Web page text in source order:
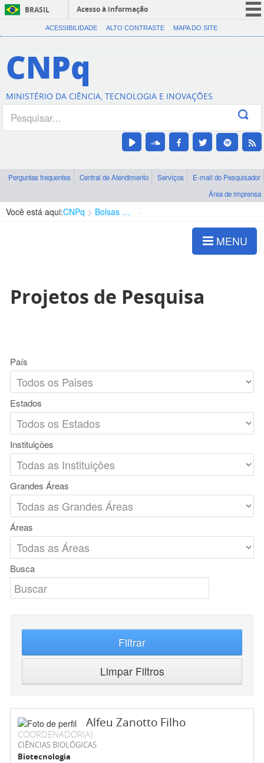
BRASIL
Acesso à informação
CORONAVÍRUS (COVID-19)
Canais
ACESSIBILIDADE ALTO CONTRASTE MAPA DO SITE
CNPq
MINISTÉRIO DA CIÊNCIA, TECNOLOGIA E INOVAÇÕES
Perguntas frequentes Central de Atendimento Serviços
E-mail do Pesquisador
Área de imprensa
Você está aqui:CNPq Bolsas e Auxílios Vigentes
MENU
Projetos de Pesquisa
País
Estados
Instituições
Grandes Áreas
Áreas
Busca
Filtrar
Limpar Filtros
Alfeu Zanotto Filho
COORDENADOR(A)
CIÊNCIAS BIOLÓGICAS
Biotecnologia